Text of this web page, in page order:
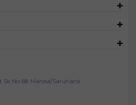
Sk No:68 Manisa/Saruhanlı